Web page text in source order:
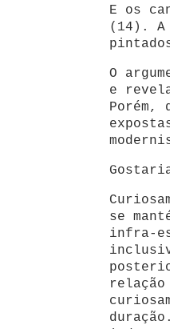
E os
(14). A
O
e
Porém,
se
infra-
relação